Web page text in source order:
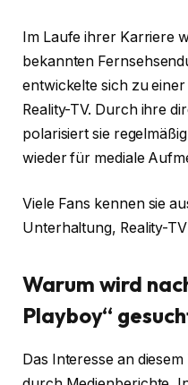
Im Laufe ihrer Karriere
bekannten
entwickelte sich zu
Reality-TV. Durch ihre
polarisiert sie
wieder für mediale
Viele Fans kennen sie
Unterhaltung, Reality-
Warum wird
Playboy“
Das Interesse an